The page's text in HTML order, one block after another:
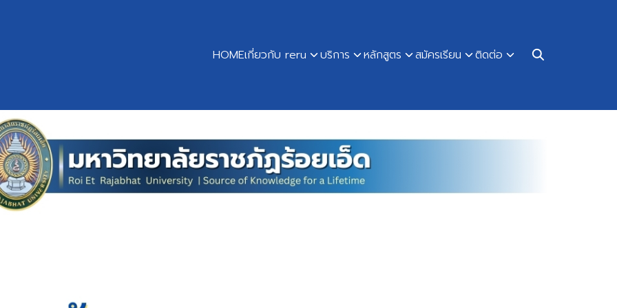
HOMEเกี่ยวกับ reru บริการ หลักสูตร สมัครเรียน ติดต่อ